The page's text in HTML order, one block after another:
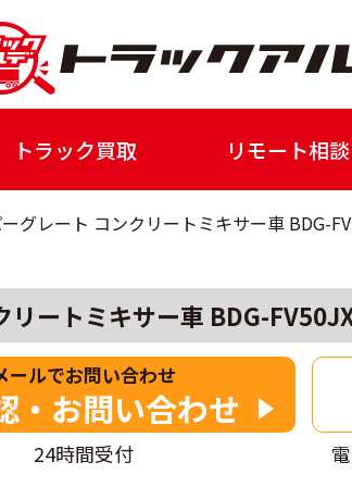
トラック買取 リモート相談
グレート コンクリートミキサー車 BDG-
リートミキサー車 BDG-
ールでお問い合わせ
・お問い合わせ
24時間受付